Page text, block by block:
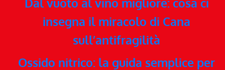
insegna il miracolo di Cana
sull’antifragilità
Ossido nitrico: la guida semplice per